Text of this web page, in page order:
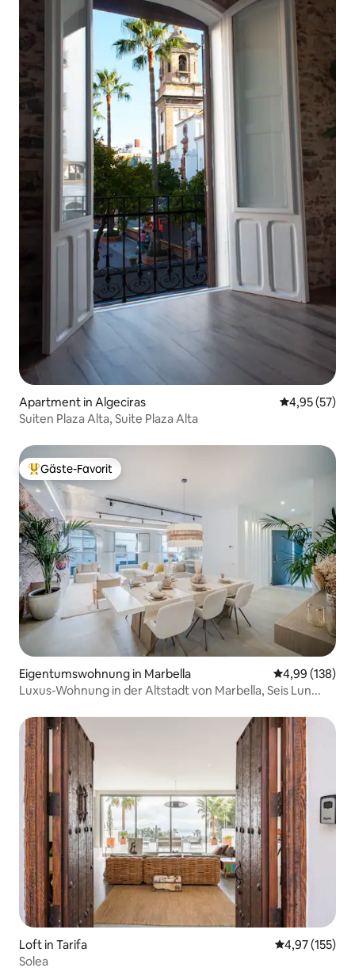
Apartment in Algeciras
4,95 (57)
Suiten Plaza Alta, Suite Plaza Alta
Beliebter Gäste-Favorit.
Gäste-Favorit
Eigentumswohnung in Marbella
4,99 (138)
Luxus-Wohnung in der Altstadt von Marbella, Seis Lun...
Loft in Tarifa
4,97 (155)
Solea